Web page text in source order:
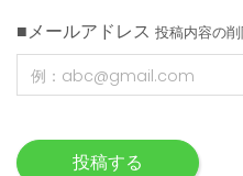
■メールアドレス 投稿内容の
投稿する